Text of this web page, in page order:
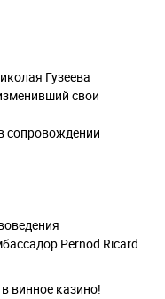
Гузеева
свои
сопровождении
Pernod Ricard
винное казино!